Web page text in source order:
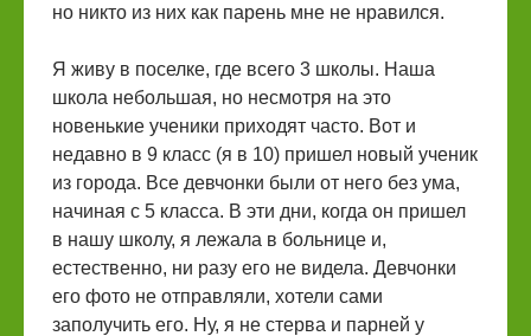
но никто из них как парень мне не нравился.
Я живу в поселке, где всего 3 школы. Наша
школа небольшая, но несмотря на это
новенькие ученики приходят часто. Вот и
недавно в 9 класс (я в 10) пришел новый ученик
из города. Все девчонки были от него без ума,
начиная с 5 класса. В эти дни, когда он пришел
в нашу школу, я лежала в больнице и,
естественно, ни разу его не видела. Девчонки
его фото не отправляли, хотели сами
заполучить его. Ну, я не стерва и парней у